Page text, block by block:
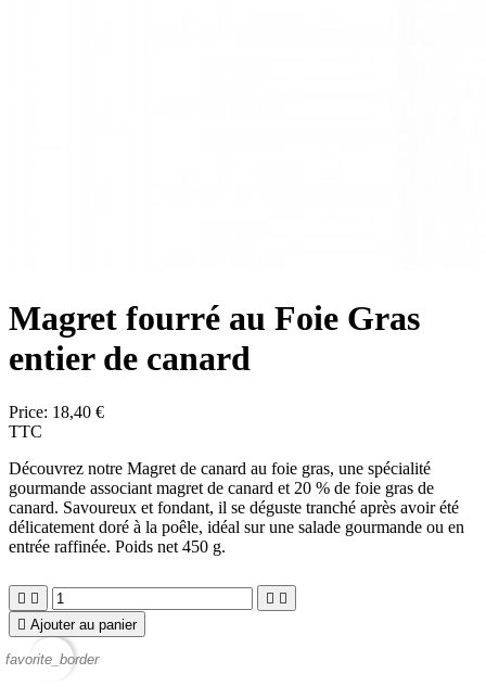
Magret fourré au Foie Gras
entier de canard
Price: 18,40 €
TTC
Découvrez notre Magret de canard au foie gras, une spécialité
gourmande associant magret de canard et 20 % de foie gras de
canard. Savoureux et fondant, il se déguste tranché après avoir été
délicatement doré à la poêle, idéal sur une salade gourmande ou en
entrée raffinée. Poids net 450 g.
   
 Ajouter au panier
favorite_border